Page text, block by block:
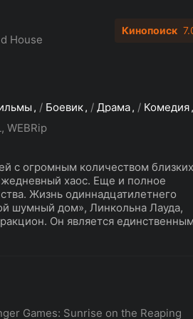
House
/ Боевик / Драма / Комедия
WEBRip
с огромным количеством близких
хаос. Еще и полное
Жизнь одиннадцатилетнего
шумный дом», Линкольна Лауда,
Он является единственным
Кинопоиск
Games: Sunrise on the Reaping